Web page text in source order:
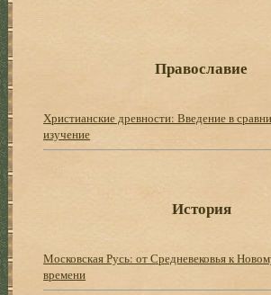
Православие
Христианские древности: Введение в
изучение
История
Московская Русь: от Средневековья к
времени